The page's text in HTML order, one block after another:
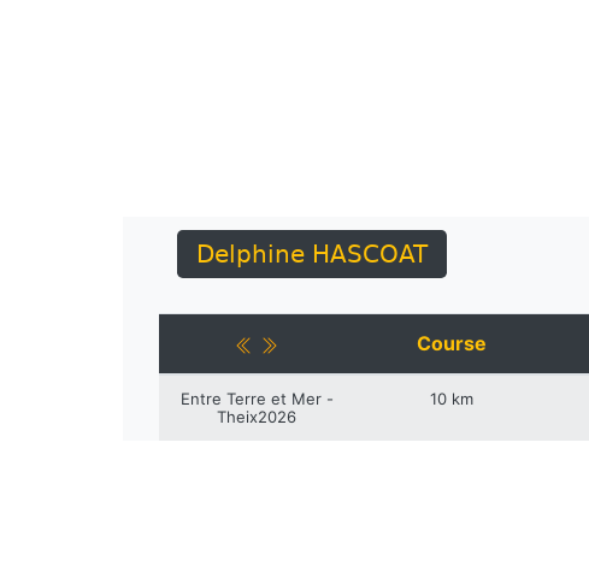
Delphine HASCOAT
Course
Entre Terre et Mer -
Theix2026
10 km